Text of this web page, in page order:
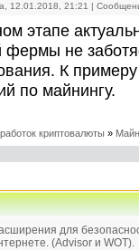
12.01.2018, 21:21 |
этапе
фермы не
К
по майнингу.
криптовалюты »
для
(Advisor и WOT).